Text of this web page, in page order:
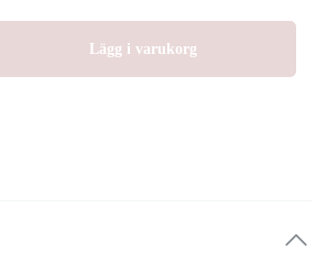
Lägg i varukorg